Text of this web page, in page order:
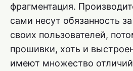
фрагментация.
сами несут обязанность
своих пользователей,
прошивки, хоть и
имеют множество